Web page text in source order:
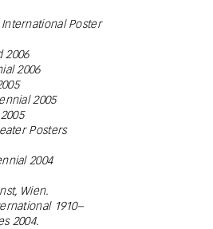
Poster
2006
2006
2005
Posters
2004
Wien.
1910–
2004.